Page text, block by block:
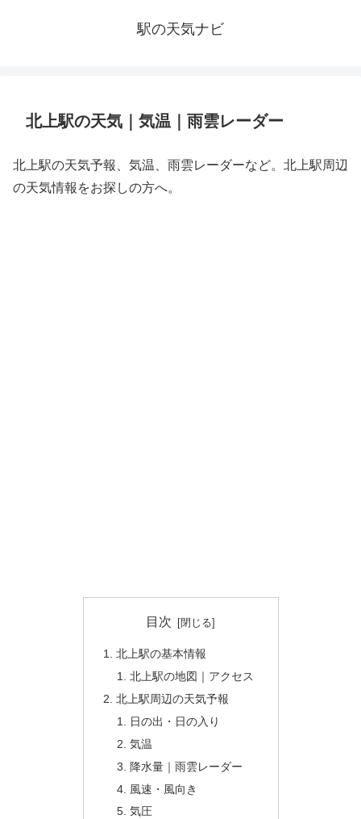
駅の天気ナビ
北上駅の天気｜気温｜雨雲レーダー
北上駅の天気予報、気温、雨雲レーダーなど。北上駅周辺
の天気情報をお探しの方へ。
目次
北上駅の基本情報
北上駅の地図｜アクセス
北上駅周辺の天気予報
日の出・日の入り
気温
降水量｜雨雲レーダー
風速・風向き
気圧